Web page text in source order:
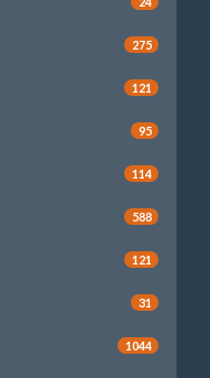
275
121
95
114
588
121
31
1044